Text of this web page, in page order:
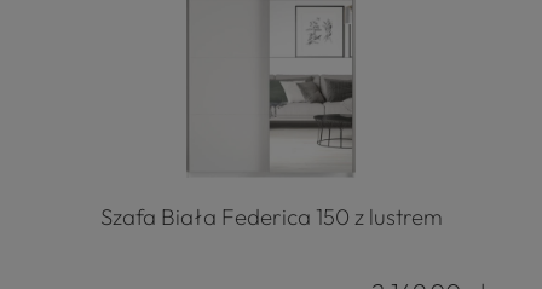
Szafa Biała Federica 150 z lustrem